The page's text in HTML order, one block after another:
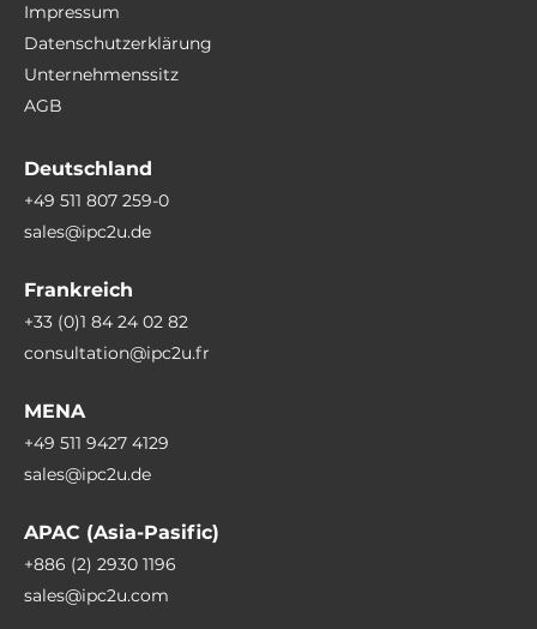
Impressum
Datenschutzerklärung
Unternehmenssitz
AGB
Deutschland
+49 511 807 259-0
sales@ipc2u.de
Frankreich
+33 (0)1 84 24 02 82
consultation@ipc2u.fr
MENA
+49 511 9427 4129
sales@ipc2u.de
APAC (Asia-Pasific)
+886 (2) 2930 1196
sales@ipc2u.com